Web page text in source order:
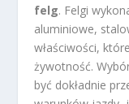
felg. Felgi
aluminiowe,
właściwości,
żywotność.
być dokładnie